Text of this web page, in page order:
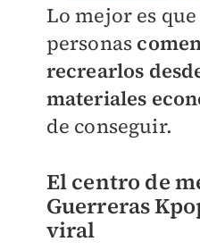
Lo mejor es
personas
recrearlos
materiales
de conseguir.
El centro de
Guerreras
viral